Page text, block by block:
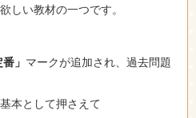
しい教材の一つです。
番」 マークが追加され、過去問題
本として押さえて